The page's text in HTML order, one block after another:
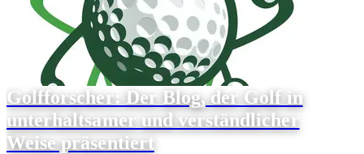
Golfforscher: Der Blog, der Golf in
unterhaltsamer und verständlicher
Weise präsentiert